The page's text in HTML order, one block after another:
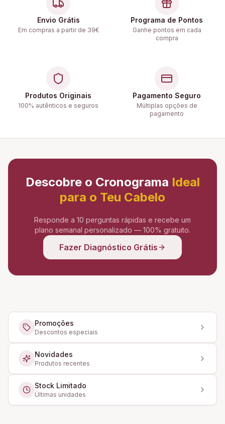
Envio Grátis
Em compras a partir de 39€
Programa de Pontos
Ganhe pontos em cada
compra
Produtos Originais
100% autênticos e seguros
Pagamento Seguro
Múltiplas opções de
pagamento
Descobre o Cronograma Ideal
para o Teu Cabelo
Responde a 10 perguntas rápidas e recebe um
plano semanal personalizado — 100% gratuito.
Fazer Diagnóstico Grátis
Promoções
Descontos especiais
Novidades
Produtos recentes
Stock Limitado
Últimas unidades